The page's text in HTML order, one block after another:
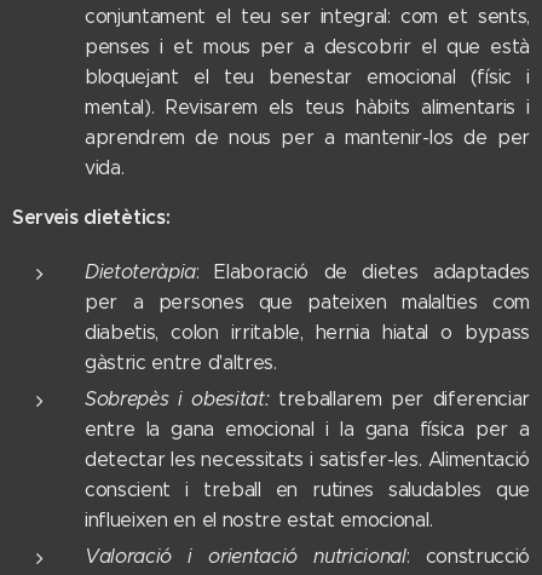
conjuntament el teu ser integral: com et sents,
penses i et mous per a descobrir el que està
bloquejant el teu benestar emocional (físic i
mental). Revisarem els teus hàbits alimentaris i
aprendrem de nous per a mantenir-los de per
vida.
Serveis dietètics:
Dietoteràpia: Elaboració de dietes adaptades
per a persones que pateixen malalties com
diabetis, colon irritable, hernia hiatal o bypass
gàstric entre d'altres.
Sobrepès i obesitat:treballarem per diferenciar
entre la gana emocional i la gana física per a
detectar les necessitats i satisfer-les. Alimentació
conscient i treball en rutines saludables que
influeixen en el nostre estat emocional.
Valoració i orientació nutricional: construcció